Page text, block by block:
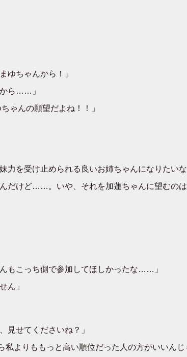
ゆちゃんから！」
から……」
ゃんの願望だよね！！」
を受け止められる良いお姉ちゃんになりたいな
だけど……。いや、それを加蓮ちゃんに望むの
もこっち側で参加してほしかったな……」
ん」
見せてくださいね？」
よりももっと高い順位だった人の方がいいんじ